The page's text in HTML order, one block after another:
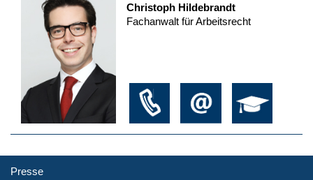
Christoph Hildebrandt
Fachanwalt für Arbeitsrecht
Presse